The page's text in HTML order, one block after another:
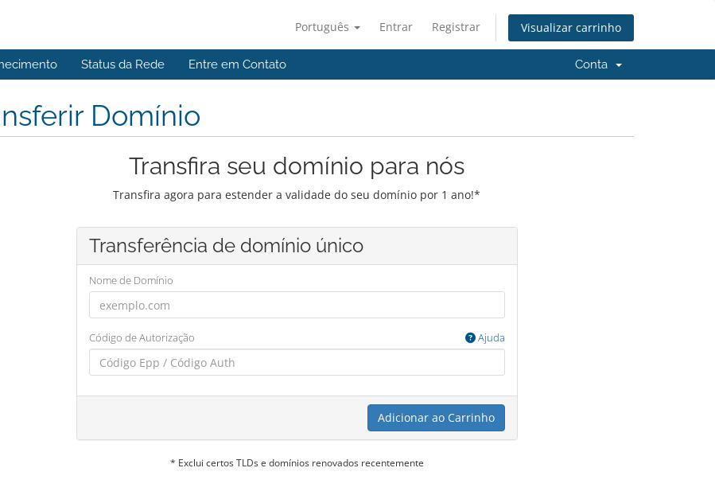
Português Entrar Registrar Visualizar carrinho
Status da Rede Entre em Contato Conta
Domínio
Transfira seu domínio para nós
Transfira agora para estender a validade do seu domínio por 1 ano!*
Transferência de domínio único
Nome de Domínio
Código de Autorização Ajuda
Adicionar ao Carrinho
* Exclui certos TLDs e domínios renovados recentemente